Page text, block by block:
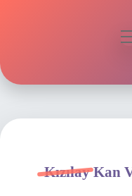
Hakkımızda
Kızılay Kan